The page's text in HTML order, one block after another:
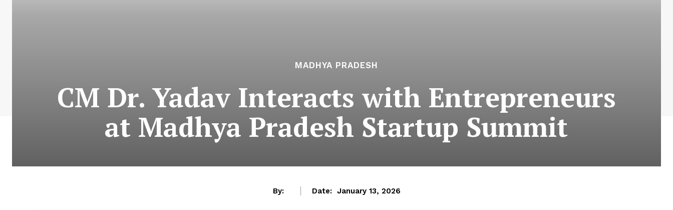
MADHYA PRADESH
CM Dr. Yadav Interacts with Entrepreneurs
at Madhya Pradesh Startup Summit
By: Date: January 13, 2026